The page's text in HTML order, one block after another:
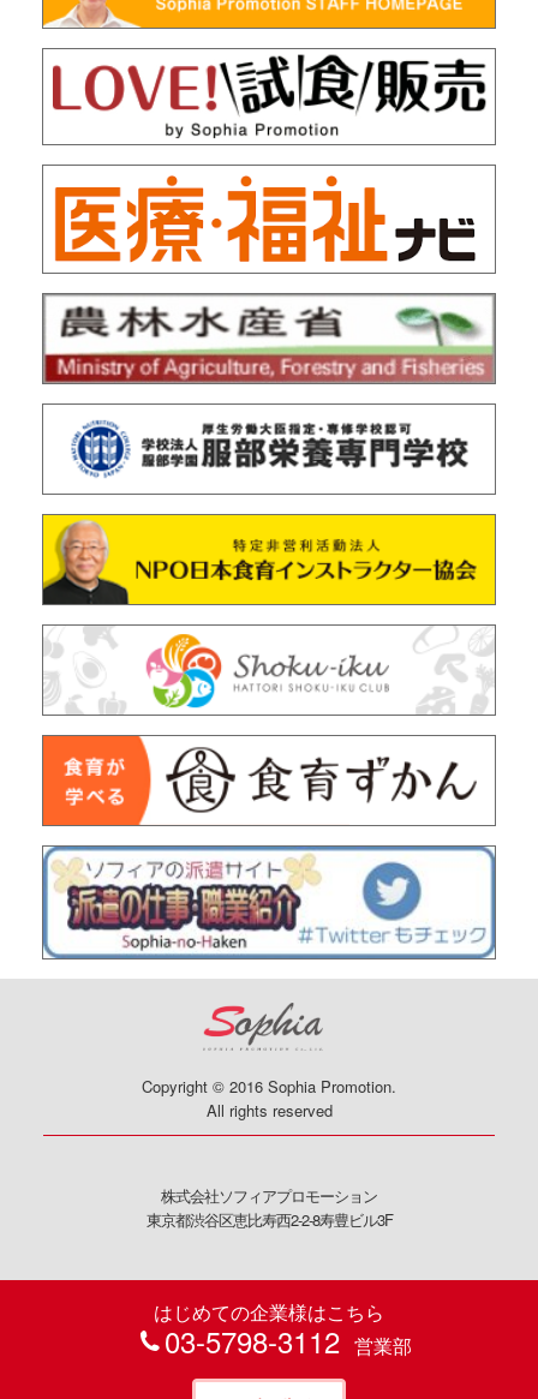
Copyright © 2016 Sophia Promotion.
All rights reserved
株式会社ソフィアプロモーション
東京都渋谷区恵比寿西2-2-8寿豊ビル3F
はじめての企業様はこちら
03-5798-3112 営業部